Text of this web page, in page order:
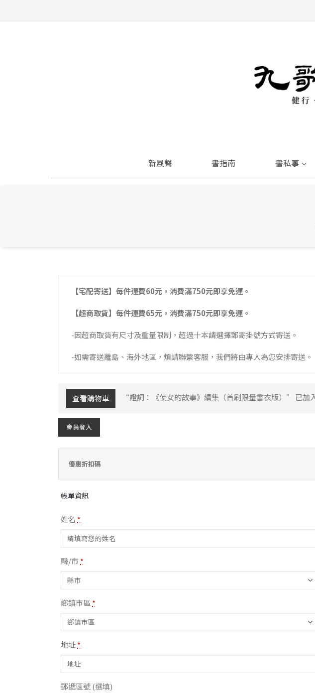
新風聲 書指南 書私事
【宅配寄送】每件運費60元，消費滿750元即享免運。
【超商取貨】每件運費65元，消費滿750元即享免運。
-因超商取貨有尺寸及重量限制，超過十本請選擇郵寄掛號方式寄送。
-如需寄送離島、海外地區，煩請聯繫客服，我們將由專人為您安排寄送。
查看購物車 “證詞：《使女的故事》續集（首刷限量書衣版）” 已加
會員登入
優惠折扣碼
帳單資訊
姓名 *
縣/市*
鄉鎮市區 *
地址*
郵遞區號(選填)